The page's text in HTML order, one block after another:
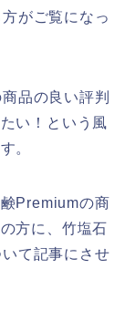
がご覧になっ
品の良い評判
い！という風
。
Premiumの商
方に、竹塩石
て記事にさせ